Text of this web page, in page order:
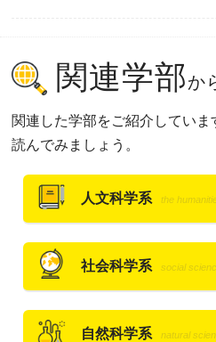
関連学部か
関連した学部をご紹介してい
読んでみましょう。
人文科学系 the
社会科学系 social
自然科学系 natural